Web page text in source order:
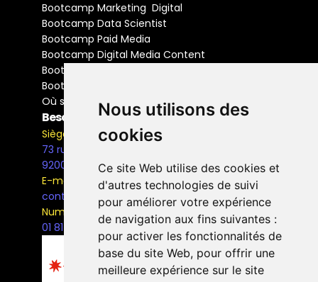
Nous utilisons des
cookies
Ce site Web utilise des cookies et
d'autres technologies de suivi
pour améliorer votre expérience
de navigation aux fins suivantes :
pour activer les fonctionnalités de
base du site Web, pour offrir une
meilleure expérience sur le site
Bootcamp Marketing  Digital
Bootcamp Data Scientist
Bootcamp Paid Media
Bootcamp Digital Media Content
Bootcamp Social Media Manager
Bootcamp Buyer Media
Où se former
Besoin d'information ?
Siège Social
73 rue Henri Barbusse,
92000, Nanterre
E-mail
contact@the-bridge.fr
Numéro de téléphone
01 81 93 68 42